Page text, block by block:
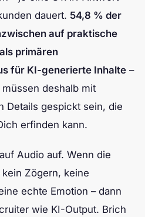
dauert. 54,8 % der
auf praktische
primären
für KI-generierte Inhalte –
deshalb mit
Details gespickt sein, die
erfinden kann.
Audio auf. Wenn die
Zögern, keine
echte Emotion – dann
wie KI-Output. Brich